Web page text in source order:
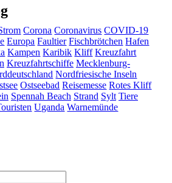
Corona Coronavirus COVID-19
Europa Faultier Fischbrötchen Hafen
Kampen Karibik Kliff Kreuzfahrt
Kreuzfahrtschiffe Mecklenburg-
Nordfriesische Inseln
Ostseebad Reisemesse Rotes Kliff
Spennah Beach Strand Sylt Tiere
Uganda Warnemünde